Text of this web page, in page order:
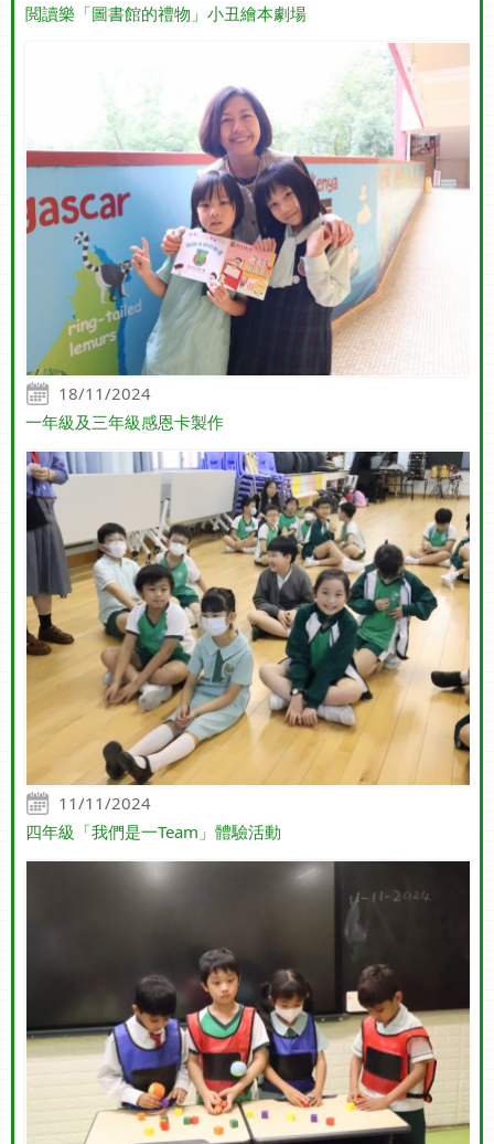
閲讀樂「圖書館的禮物」小丑繪本劇場
18/11/2024
一年級及三年級感恩卡製作
11/11/2024
四年級「我們是一Team」體驗活動